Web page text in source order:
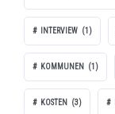
INTERVIEW (1)
KOMMUNEN (1)
KOSTEN (3)